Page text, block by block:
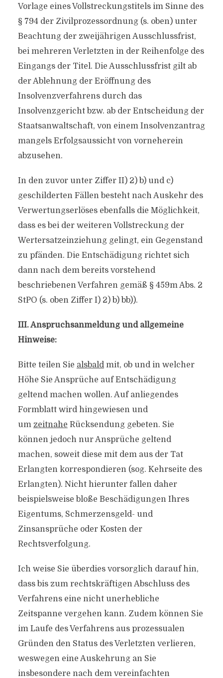
Vorlage eines Vollstreckungstitels im Sinne des
§ 794 der Zivilprozessordnung (s. oben) unter
Beachtung der zweijährigen Ausschlussfrist,
bei mehreren Verletzten in der Reihenfolge des
Eingangs der Titel. Die Ausschlussfrist gilt ab
der Ablehnung der Eröffnung des
Insolvenzverfahrens durch das
Insolvenzgericht bzw. ab der Entscheidung der
Staatsanwaltschaft, von einem Insolvenzantrag
mangels Erfolgsaussicht von vorneherein
abzusehen.
In den zuvor unter Ziffer II) 2) b) und c)
geschilderten Fällen besteht nach Auskehr des
Verwertungserlöses ebenfalls die Möglichkeit,
dass es bei der weiteren Vollstreckung der
Wertersatzeinziehung gelingt, ein Gegenstand
zu pfänden. Die Entschädigung richtet sich
dann nach dem bereits vorstehend
beschriebenen Verfahren gemäß § 459m Abs. 2
StPO (s. oben Ziffer I) 2) b) bb)).
III. Anspruchsanmeldung und allgemeine
Hinweise:
Bitte teilen Sie alsbaldmit, ob und in welcher
Höhe Sie Ansprüche auf Entschädigung
geltend machen wollen. Auf anliegendes
Formblatt wird hingewiesen und
um zeitnahe Rücksendung gebeten. Sie
können jedoch nur Ansprüche geltend
machen, soweit diese mit dem aus der Tat
Erlangten korrespondieren (sog. Kehrseite des
Erlangten). Nicht hierunter fallen daher
beispielsweise bloße Beschädigungen Ihres
Eigentums, Schmerzensgeld- und
Zinsansprüche oder Kosten der
Rechtsverfolgung.
Ich weise Sie überdies vorsorglich darauf hin,
dass bis zum rechtskräftigen Abschluss des
Verfahrens eine nicht unerhebliche
Zeitspanne vergehen kann. Zudem können Sie
im Laufe des Verfahrens aus prozessualen
Gründen den Status des Verletzten verlieren,
weswegen eine Auskehrung an Sie
insbesondere nach dem vereinfachten